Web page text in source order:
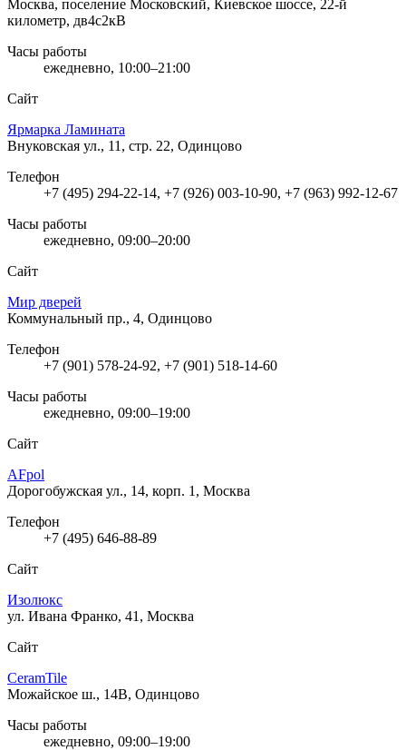
Москва, поселение Московский, Киевское шоссе, 22-й
километр, дв4с2кВ
Часы работы
ежедневно, 10:00–21:00
Сайт
Ярмарка Ламината
Внуковская ул., 11, стр. 22, Одинцово
Телефон
+7 (495) 294-22-14, +7 (926) 003-10-90, +7 (963) 992-12-67
Часы работы
ежедневно, 09:00–20:00
Сайт
Мир дверей
Коммунальный пр., 4, Одинцово
Телефон
+7 (901) 578-24-92, +7 (901) 518-14-60
Часы работы
ежедневно, 09:00–19:00
Сайт
AFpol
Дорогобужская ул., 14, корп. 1, Москва
Телефон
+7 (495) 646-88-89
Сайт
Изолюкс
ул. Ивана Франко, 41, Москва
Сайт
CeramTile
Можайское ш., 14В, Одинцово
Часы работы
ежедневно, 09:00–19:00